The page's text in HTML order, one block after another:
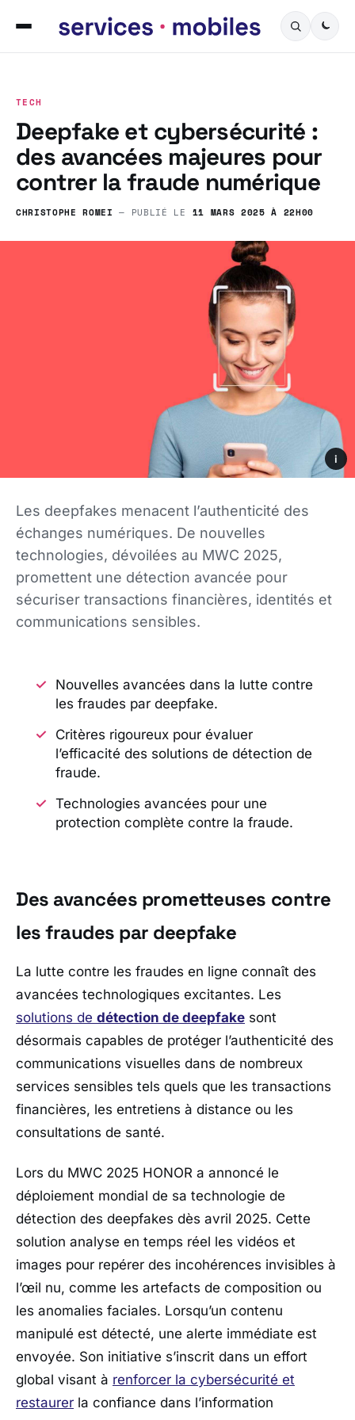
TECH
Deepfake et cybersécurité :
des avancées majeures pour
contrer la fraude numérique
CHRISTOPHE ROMEI — PUBLIÉ LE 11 MARS 2025 À 22H00
i
Les deepfakes menacent l’authenticité des
échanges numériques. De nouvelles
technologies, dévoilées au MWC 2025,
promettent une détection avancée pour
sécuriser transactions financières, identités et
communications sensibles.
Nouvelles avancées dans la lutte contre
les fraudes par deepfake.
Critères rigoureux pour évaluer
l’efficacité des solutions de détection de
fraude.
Technologies avancées pour une
protection complète contre la fraude.
Des avancées prometteuses contre
les fraudes par deepfake
La lutte contre les fraudes en ligne connaît des
avancées technologiques excitantes. Les
solutions de détection de deepfake sont
désormais capables de protéger l’authenticité des
communications visuelles dans de nombreux
services sensibles tels quels que les transactions
financières, les entretiens à distance ou les
consultations de santé.
Lors du MWC 2025 HONOR a annoncé le
déploiement mondial de sa technologie de
détection des deepfakes dès avril 2025. Cette
solution analyse en temps réel les vidéos et
images pour repérer des incohérences invisibles à
l’œil nu, comme les artefacts de composition ou
les anomalies faciales. Lorsqu’un contenu
manipulé est détecté, une alerte immédiate est
envoyée. Son initiative s’inscrit dans un effort
global visant à renforcer la cybersécurité et
restaurer la confiance dans l’information